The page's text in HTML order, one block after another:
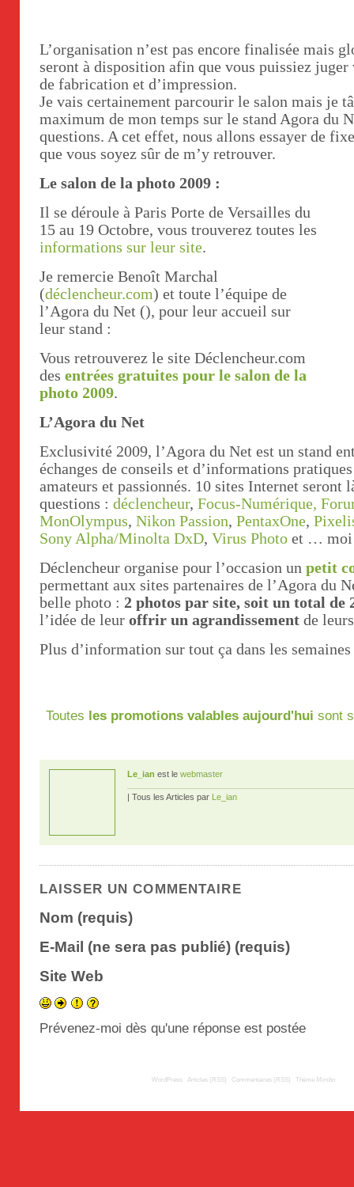
L’organisation n’est pas encore finalisée mais
seront à disposition afin que vous puissiez
de fabrication et d’impression.
Je vais certainement parcourir le salon mais je
maximum de mon temps sur le stand Agora du
questions. A cet effet, nous allons essayer de
que vous soyez sûr de m’y retrouver.
Le salon de la photo 2009 :
Il se déroule à Paris Porte de Versailles du
15 au 19 Octobre, vous trouverez toutes les
informations sur leur site.
Je remercie Benoît Marchal
(déclencheur.com) et toute l’équipe de
l’Agora du Net (), pour leur accueil sur
leur stand :
Vous retrouverez le site Déclencheur.com
des entrées gratuites pour le salon de la
photo 2009.
L’Agora du Net
Exclusivité 2009, l’Agora du Net est un stand
échanges de conseils et d’informations
amateurs et passionnés. 10 sites Internet seront
questions : déclencheur, Focus-Numérique,
MonOlympus, Nikon Passion, PentaxOne,
Sony Alpha/Minolta DxD, Virus Photo et …
Déclencheur organise pour l’occasion un petit
permettant aux sites partenaires de l’Agora du
belle photo : 2 photos par site, soit un total de
l’idée de leur offrir un agrandissement de
Plus d’information sur tout ça dans les
Toutes les promotions valables aujourd'hui sont
Le_ian est le webmaster
| Tous les Articles par Le_ian
LAISSER UN COMMENTAIRE
Nom (requis)
E-Mail (ne sera pas publié) (requis)
Site Web
Prévenez-moi dès qu'une réponse est postée
WordPress Articles (RSS) Commentaires (RSS) Thème Mimbo